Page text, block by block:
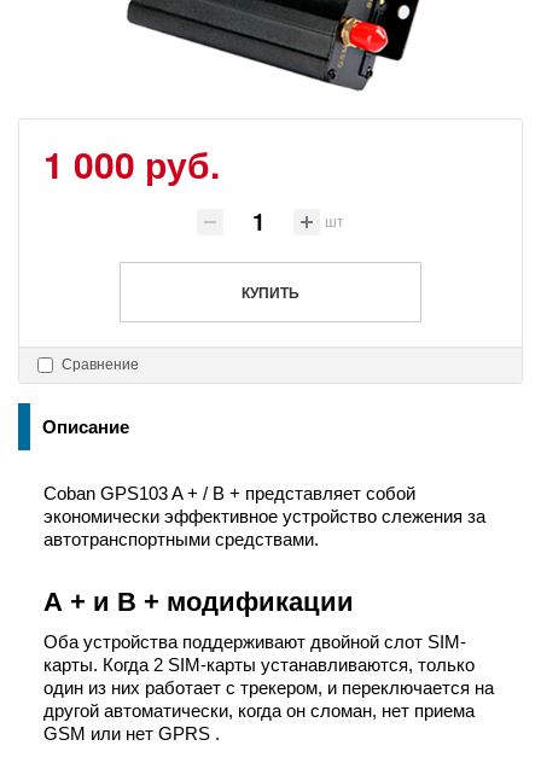
1 000 руб.
шт
КУПИТЬ
Сравнение
Описание
Coban GPS103 A + / B + представляет собой
экономически эффективное устройство слежения за
автотранспортными средствами.
А + и В + модификации
Оба устройства поддерживают двойной слот SIM-
карты. Когда 2 SIM-карты устанавливаются, только
один из них работает с трекером, и переключается на
другой автоматически, когда он сломан, нет приема
GSM или нет GPRS .